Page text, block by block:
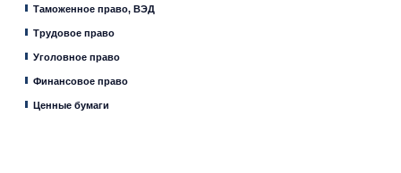
Таможенное право, ВЭД
Трудовое право
Уголовное право
Финансовое право
Ценные бумаги